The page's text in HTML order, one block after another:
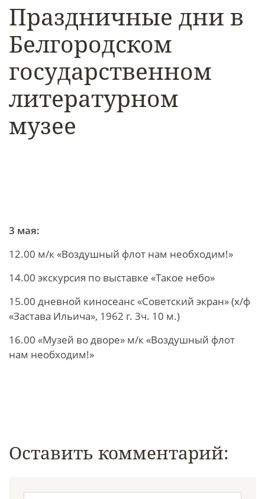
Праздничные дни в
Белгородском
государственном
литературном
музее
3 мая:
12.00 м/к «Воздушный флот нам необходим!»
14.00 экскурсия по выставке «Такое небо»
15.00 дневной киносеанс «Советский экран» (х/ф
«Застава Ильича», 1962 г. 3ч. 10 м.)
16.00 «Музей во дворе» м/к «Воздушный флот
нам необходим!»
Оставить комментарий: